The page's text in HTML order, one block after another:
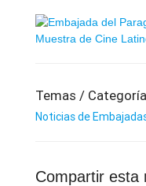
Temas /
Noticias de
Compartir esta